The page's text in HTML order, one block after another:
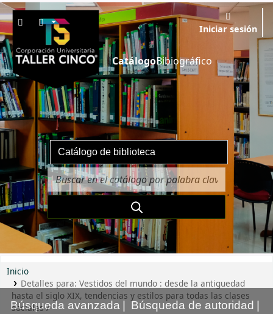
Iniciar sesión
CatálogoBibiográfico
Búsqueda avanzada
Búsqueda de autoridad
Inicio
Detalles para: Vestidos del mundo : desde la antiguedad
hasta el siglo XIX, tendencias y estilos para todas las clases
sociales /